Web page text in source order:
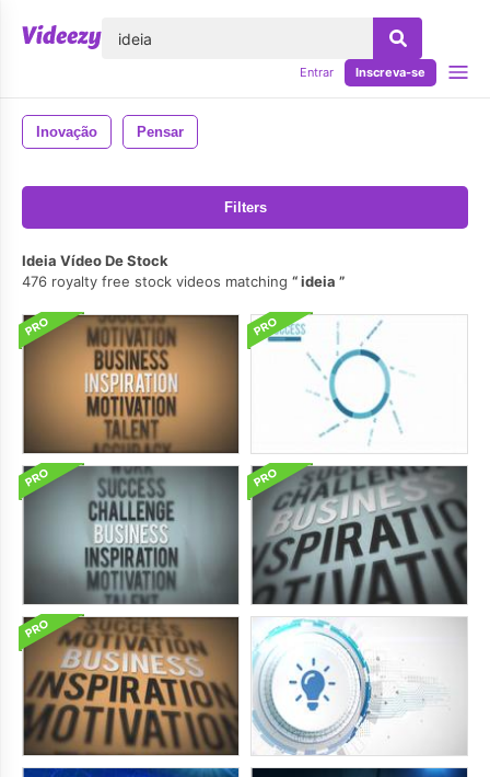
Entrar Inscreva-se
Inovação Pensar
Filters
Ideia Vídeo De Stock
476 royalty free stock videos matching
ideia